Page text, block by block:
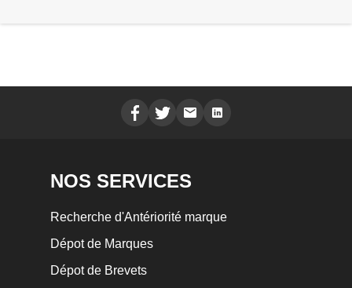
NOS SERVICES
Recherche d'Antériorité marque
Dépot de Marques
Dépot de Brevets